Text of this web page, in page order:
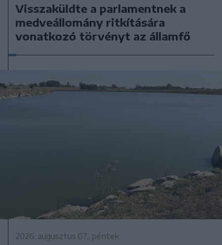
Visszaküldte a parlamentnek a
medveállomány ritkítására
vonatkozó törvényt az államfő
2026. augusztus 07., péntek